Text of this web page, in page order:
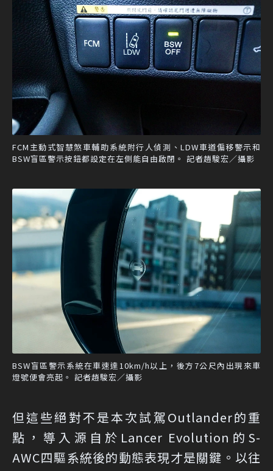
FCM主動式智慧煞車輔助系統附行人偵測、LDW車道偏移警示和
BSW盲區警示按鈕都設定在左側能自由啟閉。 記者趙駿宏／攝影
BSW盲區警示系統在車速達10km/h以上，後方7公尺內出現來車
燈號便會亮起。 記者趙駿宏／攝影
但這些絕對不是本次試駕Outlander的重
點，導入源自於Lancer Evolution的S-
AWC四驅系統後的動態表現才是關鍵。以往